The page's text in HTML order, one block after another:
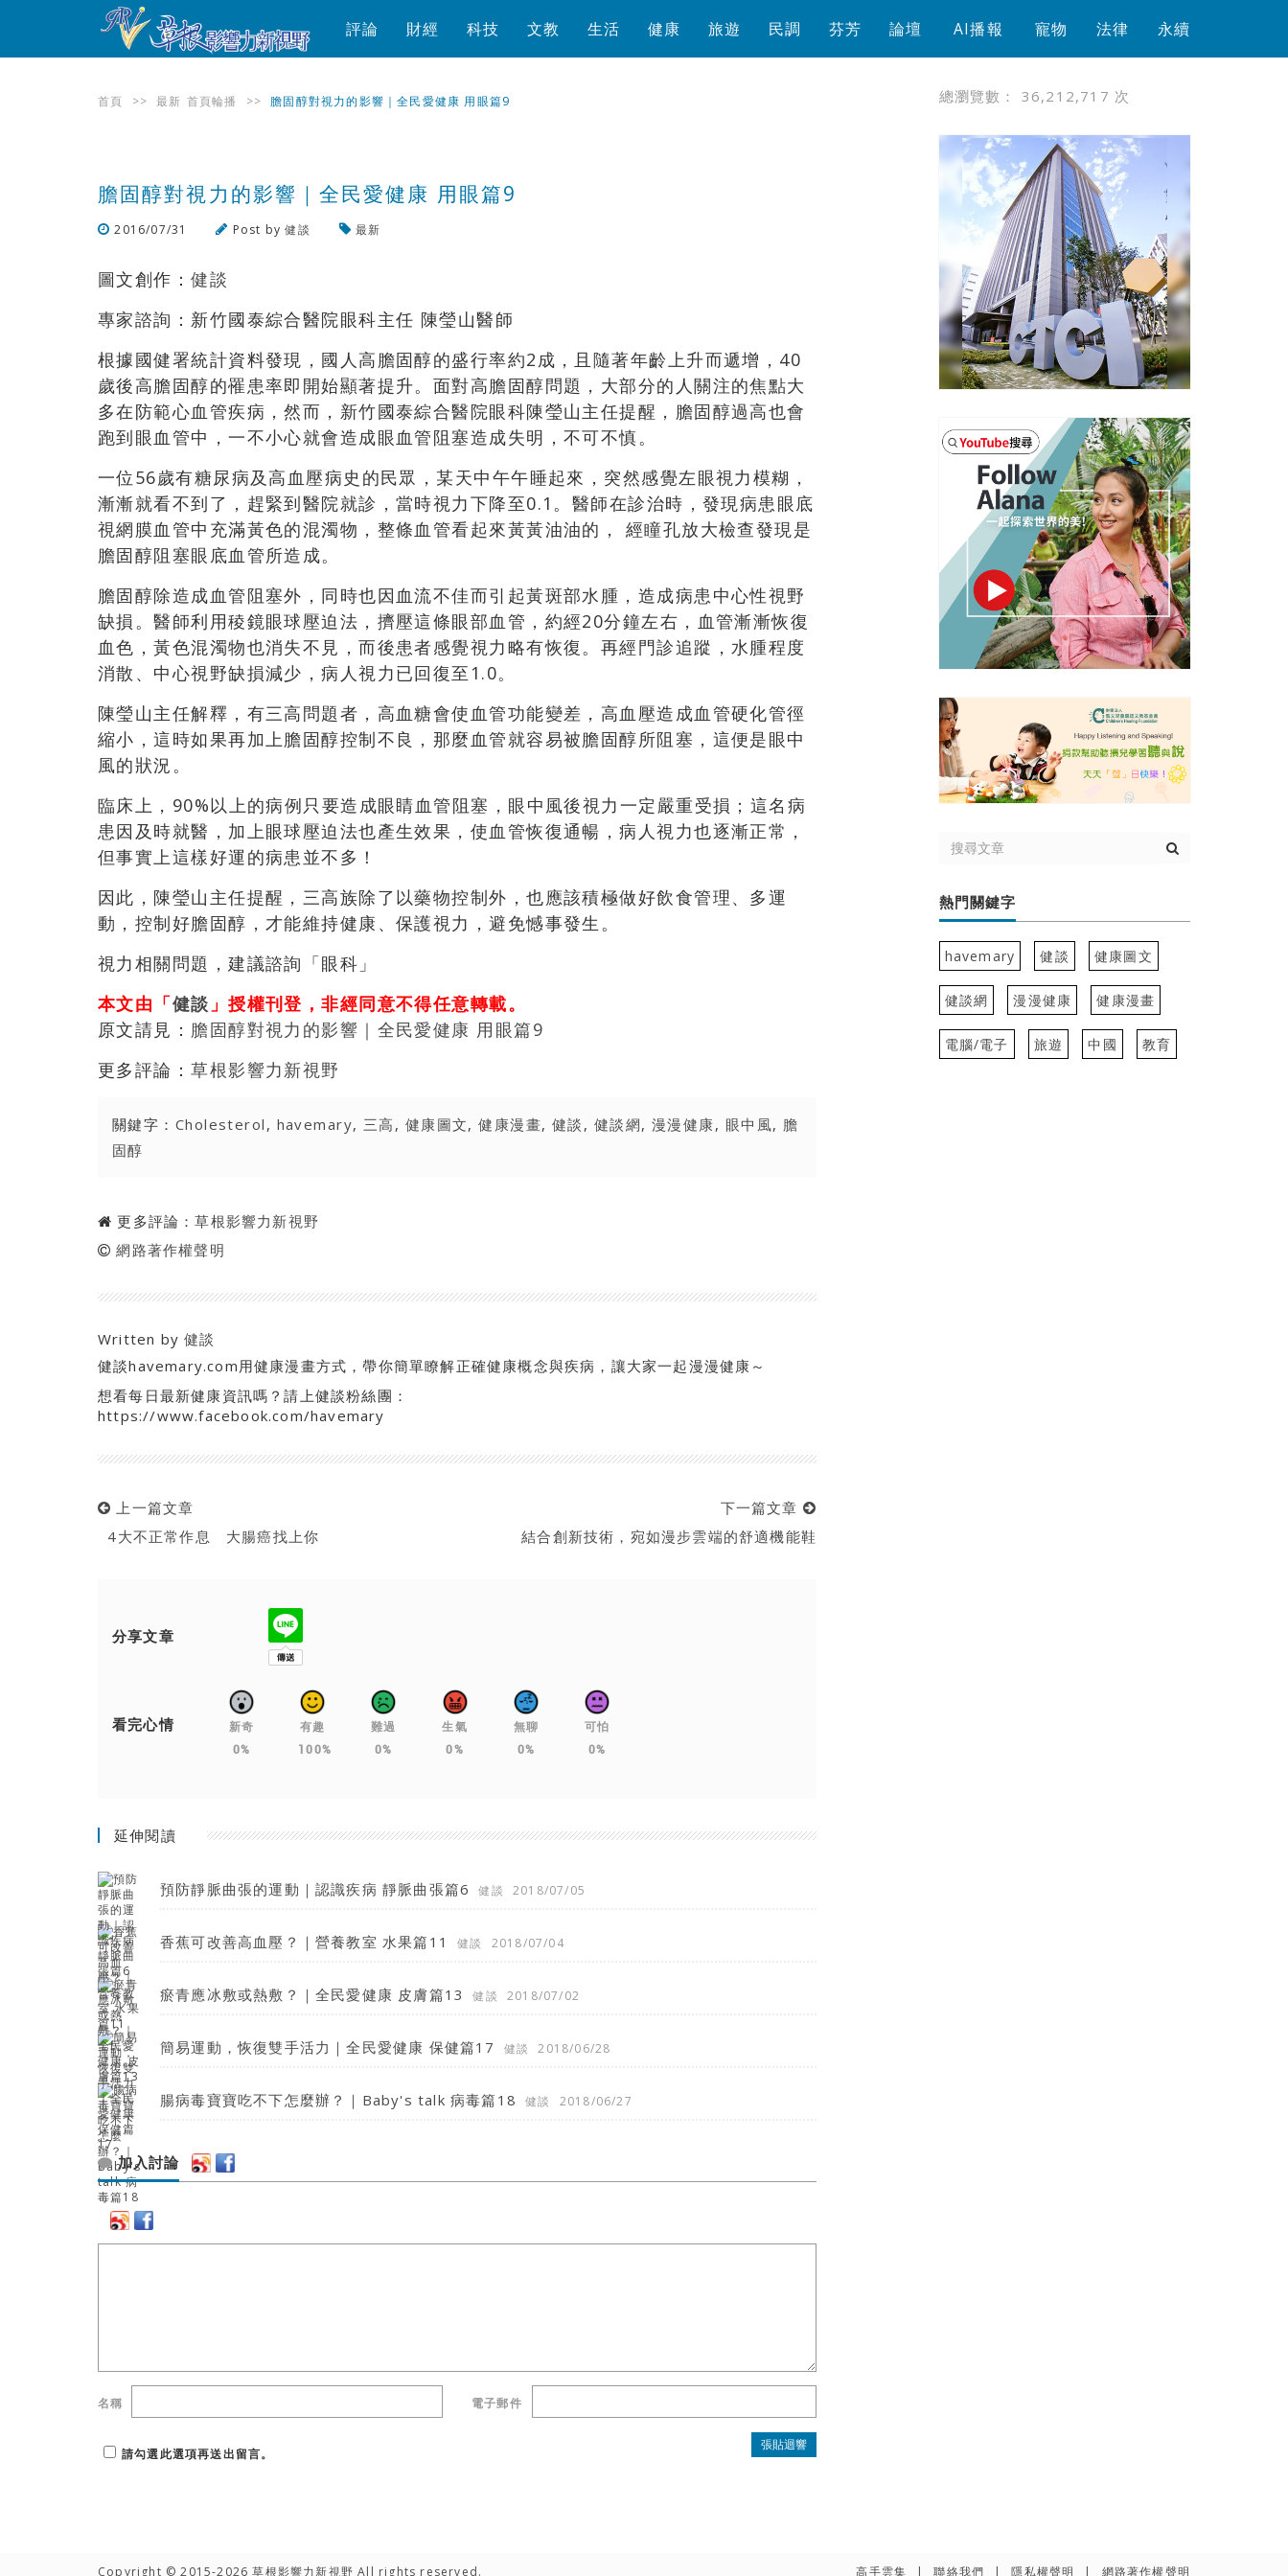
評論 財經 科技 文教 生活 健康 旅遊 民調 芬芳 論壇 AI播報 寵物 法律 永續
首頁 >> 最新 首頁輪播 >> 膽固醇對視力的影響｜全民愛健康 用眼篇9
膽固醇對視力的影響｜全民愛健康 用眼篇9
2016/07/31 Post by健談 最新
圖文創作：健談
專家諮詢：新竹國泰綜合醫院眼科主任 陳瑩山醫師
根據國健署統計資料發現，國人高膽固醇的盛行率約2成，且隨著年齡上升而遞增，40
歲後高膽固醇的罹患率即開始顯著提升。面對高膽固醇問題，大部分的人關注的焦點大
多在防範心血管疾病，然而，新竹國泰綜合醫院眼科陳瑩山主任提醒，膽固醇過高也會
跑到眼血管中，一不小心就會造成眼血管阻塞造成失明，不可不慎。
一位56歲有糖尿病及高血壓病史的民眾，某天中午午睡起來，突然感覺左眼視力模糊，
漸漸就看不到了，趕緊到醫院就診，當時視力下降至0.1。醫師在診治時，發現病患眼底
視網膜血管中充滿黃色的混濁物，整條血管看起來黃黃油油的， 經瞳孔放大檢查發現是
膽固醇阻塞眼底血管所造成。
膽固醇除造成血管阻塞外，同時也因血流不佳而引起黃斑部水腫，造成病患中心性視野
缺損。醫師利用稜鏡眼球壓迫法，擠壓這條眼部血管，約經20分鐘左右，血管漸漸恢復
血色，黃色混濁物也消失不見，而後患者感覺視力略有恢復。再經門診追蹤，水腫程度
消散、中心視野缺損減少，病人視力已回復至1.0。
陳瑩山主任解釋，有三高問題者，高血糖會使血管功能變差，高血壓造成血管硬化管徑
縮小，這時如果再加上膽固醇控制不良，那麼血管就容易被膽固醇所阻塞，這便是眼中
風的狀況。
臨床上，90%以上的病例只要造成眼睛血管阻塞，眼中風後視力一定嚴重受損；這名病
患因及時就醫，加上眼球壓迫法也產生效果，使血管恢復通暢，病人視力也逐漸正常，
但事實上這樣好運的病患並不多！
因此，陳瑩山主任提醒，三高族除了以藥物控制外，也應該積極做好飲食管理、多運
動，控制好膽固醇，才能維持健康、保護視力，避免憾事發生。
視力相關問題，建議諮詢「眼科」
本文由「健談 」授權刊登，非經同意不得任意轉載。
原文請見： 膽固醇對視力的影響｜全民愛健康 用眼篇9
更多評論：草根影響力新視野
關鍵字： Cholesterol , havemary, 三高 , 健康圖文,健康漫畫,健談 , 健談網,漫漫健康, 眼中風, 膽
固醇
更多評論：草根影響力新視野
網路著作權聲明
Written by健談
健談havemary.com用健康漫畫方式，帶你簡單瞭解正確健康概念與疾病，讓大家一起漫漫健康～
想看每日最新健康資訊嗎？請上健談粉絲團：
https://www.facebook.com/havemary
上一篇文章
4大不正常作息 大腸癌找上你
下一篇文章
結合創新技術，宛如漫步雲端的舒適機能鞋
分享文章
看完心情
新奇
0%
有趣
100%
難過
0%
生氣
0%
無聊
0%
可怕
0%
延伸閱讀
預防靜脈曲張的運動｜認識疾病 靜脈曲張篇6 健談 2018/07/05
香蕉可改善高血壓？｜營養教室 水果篇11 健談 2018/07/04
瘀青應冰敷或熱敷？｜全民愛健康 皮膚篇13 健談 2018/07/02
簡易運動，恢復雙手活力｜全民愛健康 保健篇17 健談 2018/06/28
腸病毒寶寶吃不下怎麼辦？｜Baby's talk 病毒篇18 健談 2018/06/27
加入討論
名稱 電子郵件
請勾選此選項再送出留言。
總瀏覽數： 36,212,717 次
熱門關鍵字
havemary 健談 健康圖文
健談網 漫漫健康 健康漫畫
電腦/電子 旅遊 中國 教育
Copyright © 2015-2026 草根影響力新視野 All rights reserved. 高手雲集 聯絡我們 隱私權聲明 網路著作權聲明